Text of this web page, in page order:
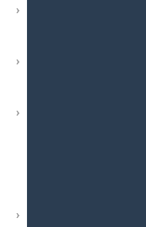
›
›
›
›